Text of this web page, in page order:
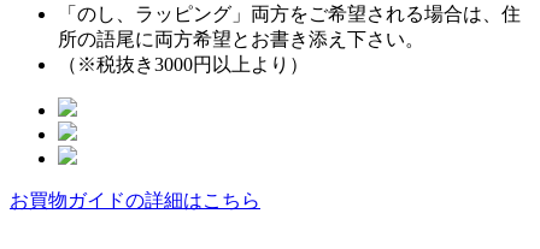
「のし、ラッピング」両方をご希望される場合は、住
所の語尾に両方希望とお書き添え下さい。
（※税抜き3000円以上より）
お買物ガイドの詳細はこちら